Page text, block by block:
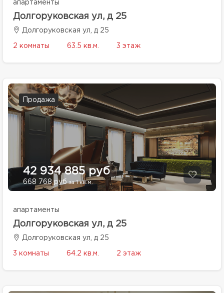
апартаменты
Долгоруковская ул, д 25
Долгоруковская ул, д 25
2 комнаты 63.5 кв.м. 3 этаж
Продажа
42 934 885 руб
668 768 рубза 1 кв.м.
апартаменты
Долгоруковская ул, д 25
Долгоруковская ул, д 25
3 комнаты 64.2 кв.м. 2 этаж